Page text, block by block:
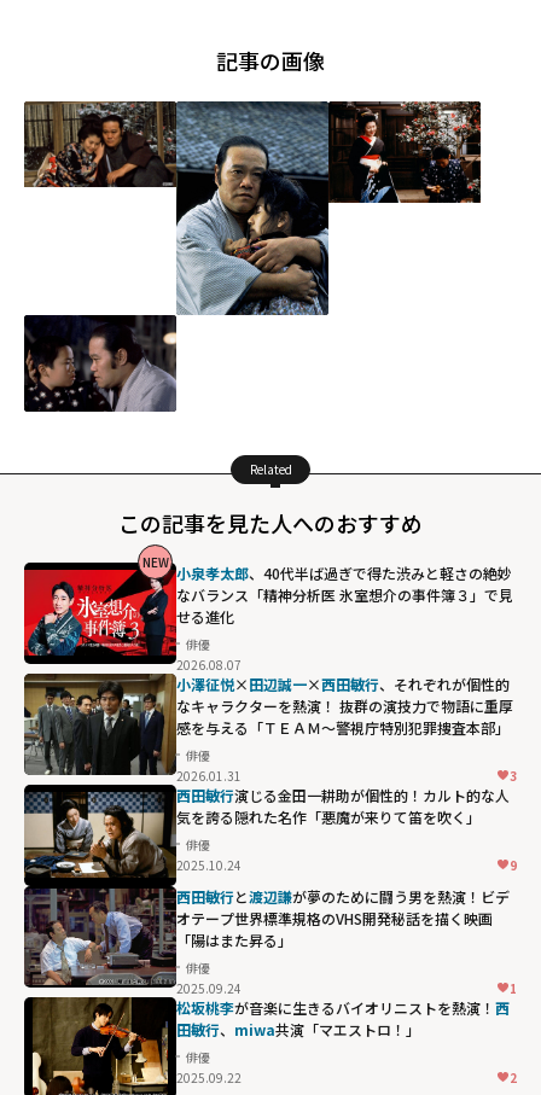
記事の画像
Related
この記事を見た人へのおすすめ
小泉孝太郎、40代半ば過ぎで得た渋みと軽さの絶妙
なバランス「精神分析医 氷室想介の事件簿３」で見
せる進化
俳優
2026.08.07
NEW
小澤征悦×田辺誠一×西田敏行、それぞれが個性的
なキャラクターを熱演！ 抜群の演技力で物語に重厚
感を与える「ＴＥＡＭ～警視庁特別犯罪捜査本部」
俳優
2026.01.31
3
西田敏行演じる金田一耕助が個性的！カルト的な人
気を誇る隠れた名作「悪魔が来りて笛を吹く」
俳優
2025.10.24
9
西田敏行と渡辺謙が夢のために闘う男を熱演！ビデ
オテープ世界標準規格のVHS開発秘話を描く映画
「陽はまた昇る」
俳優
2025.09.24
1
松坂桃李が音楽に生きるバイオリニストを熱演！ 西
田敏行、 miwa共演「マエストロ！」
俳優
2025.09.22
2